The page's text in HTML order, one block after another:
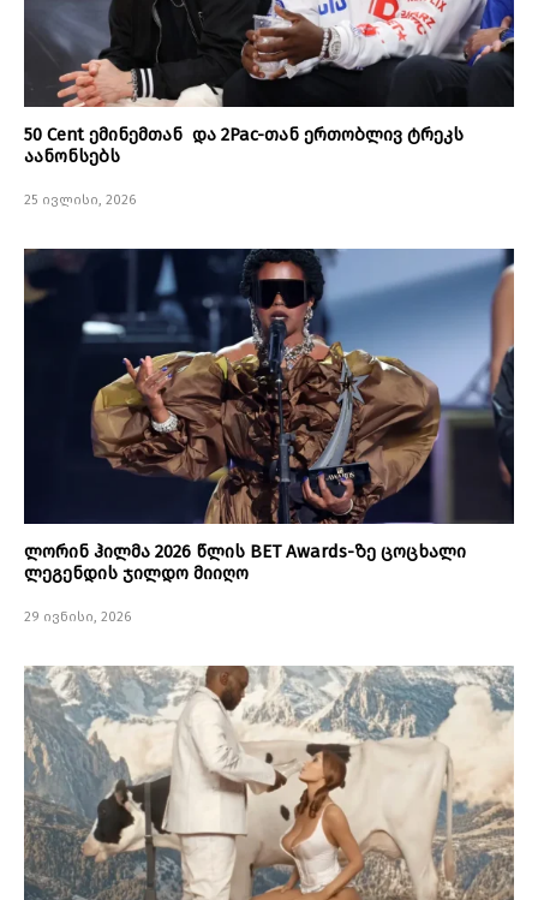
50 Cent ემინემთან და 2Pac-თან ერთობლივ ტრეკს
აანონსებს
25 ივლისი, 2026
ლორინ ჰილმა 2026 წლის BET Awards-ზე ცოცხალი
ლეგენდის ჯილდო მიიღო
29 ივნისი, 2026